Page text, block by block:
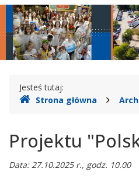
Gdzie
jesteśmy
Jesteś tutaj:
Strona główna
Projektu
Data: 27.10.2025 r., godz. 10.00